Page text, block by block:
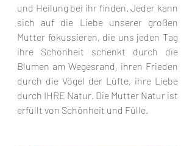
und Heilung bei ihr finden. Jeder kann
sich auf die Liebe unserer großen
Mutter fokussieren, die uns jeden Tag
ihre Schönheit schenkt durch die
Blumen am Wegesrand, ihren Frieden
durch die Vögel der Lüfte, ihre Liebe
durch IHRE Natur. Die Mutter Natur ist
erfüllt von Schönheit und Fülle.